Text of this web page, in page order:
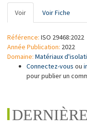
Onglets
principaux
Voir (onglet
actif)
Voir Fiche
Référence: ISO 29468:2022
Année Publication: 2022
Domaine: Matériaux
Connectez-vous ou
pour publier un